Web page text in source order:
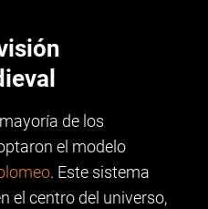
de los
el modelo
. Este sistema
el centro del universo,